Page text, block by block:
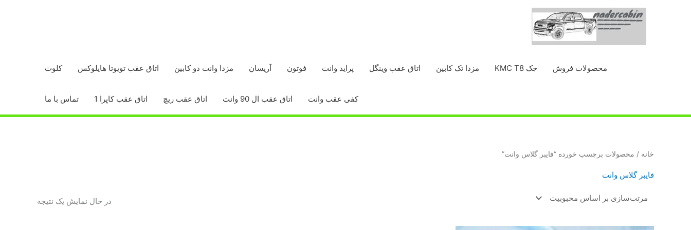
محصولات فروش جک KMC T8 مزدا تک کابین اتاق عقب وینگل پراید وانت فوتون آریسان مزدا وانت دو کابین اتاق عقب تویوتا هایلوکس کلوت
کفی عقب وانت اتاق عقب ال 90 وانت اتاق عقب ریچ اتاق عقب کاپرا 1 تماس با ما
خانه / محصولات برچسب خورده “فایبر گلاس وانت”
فایبر گلاس وانت
در حال نمایش یک نتیجه